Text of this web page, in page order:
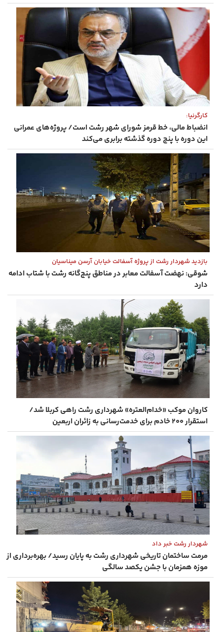
کارگرنیا:
انضباط مالی، خط قرمز شورای شهر رشت است/ پروژه‌های عمرانی
این دوره با پنج دوره گذشته برابری می‌کند
بازدید شهردار رشت از پروژه آسفالت خیابان آرسن میناسیان
شوقی: نهضت آسفالت معابر در مناطق پنج‌گانه رشت با شتاب ادامه
دارد
کاروان موکب «خدام‌العتره» شهرداری رشت راهی کربلا شد/
استقرار ۲۰۰ خادم برای خدمت‌رسانی به زائران اربعین
شهردار رشت خبر داد
مرمت ساختمان تاریخی شهرداری رشت به پایان رسید/ بهره‌برداری از
موزه همزمان با جشن یکصد سالگی